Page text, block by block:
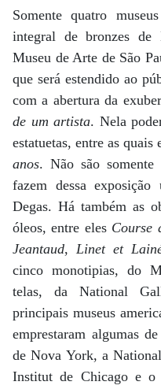
Somente quatro
integral de bronzes de
Museu de Arte de São
que será estendido ao
com a abertura da
de um artista. Nela
estatuetas, entre as quais
anos. Não são somente
fazem dessa
Degas. Há também as
óleos, entre eles Course
Jeantaud,Linet et
cinco monotipias, do
telas, da National
principais museus
emprestaram algumas
de Nova York, a
Institut de Chicago e